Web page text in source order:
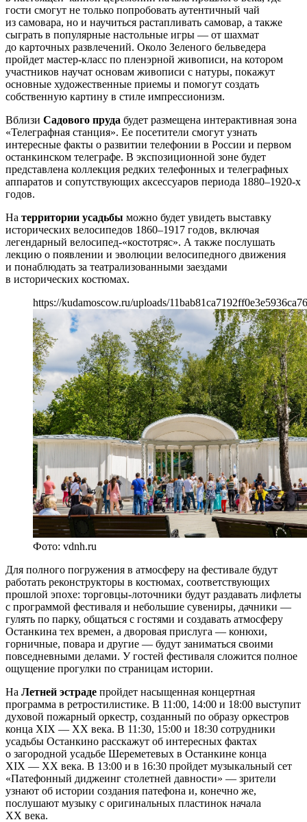
гости смогут не только попробовать аутентичный чай
из самовара, но и научиться растапливать самовар, а также
сыграть в популярные настольные игры ― от шахмат
до карточных развлечений. Около Зеленого бельведера
пройдет мастер-класс по пленэрной живописи, на котором
участников научат основам живописи с натуры, покажут
основные художественные приемы и помогут создать
собственную картину в стиле импрессионизм.
Вблизи Садового пруда будет размещена интерактивная зона
«Телеграфная станция». Ее посетители смогут узнать
интересные факты о развитии телефонии в России и первом
останкинском телеграфе. В экспозиционной зоне будет
представлена коллекция редких телефонных и телеграфных
аппаратов и сопутствующих аксессуаров периода 1880‒1920-х
годов.
На территории усадьбы можно будет увидеть выставку
исторических велосипедов 1860‒1917 годов, включая
легендарный велосипед-«костотряс». А также послушать
лекцию о появлении и эволюции велосипедного движения
и понаблюдать за театрализованными заездами
в исторических костюмах.
https://kudamoscow.ru/uploads/
Фото: vdnh.ru
Для полного погружения в атмосферу на фестивале будут
работать реконструкторы в костюмах, соответствующих
прошлой эпохе: торговцы-лоточники будут раздавать лифлеты
с программой фестиваля и небольшие сувениры, дачники —
гулять по парку, общаться с гостями и создавать атмосферу
Останкина тех времен, а дворовая прислуга ― конюхи,
горничные, повара и другие ― будут заниматься своими
повседневными делами. У гостей фестиваля сложится полное
ощущение прогулки по страницам истории.
На Летней эстраде пройдет насыщенная концертная
программа в ретростилистике. В 11:00, 14:00 и 18:00 выступит
духовой пожарный оркестр, созданный по образу оркестров
конца XIX ― XX века. В 11:30, 15:00 и 18:30 сотрудники
усадьбы Останкино расскажут об интересных фактах
о загородной усадьбе Шереметевых в Останкине конца
XIX ― XX века. В 13:00 и в 16:30 пройдет музыкальный сет
«Патефонный диджеинг столетней давности» ― зрители
узнают об истории создания патефона и, конечно же,
послушают музыку с оригинальных пластинок начала
XX века.